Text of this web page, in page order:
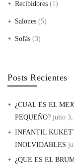
Recibidores (1)
Salones (5)
Sofás (3)
Posts Recientes
¿CUAL ES EL
PEQUEÑO? julio 3,
INFANTIL
INOLVIDABLES
¿QUE ES EL